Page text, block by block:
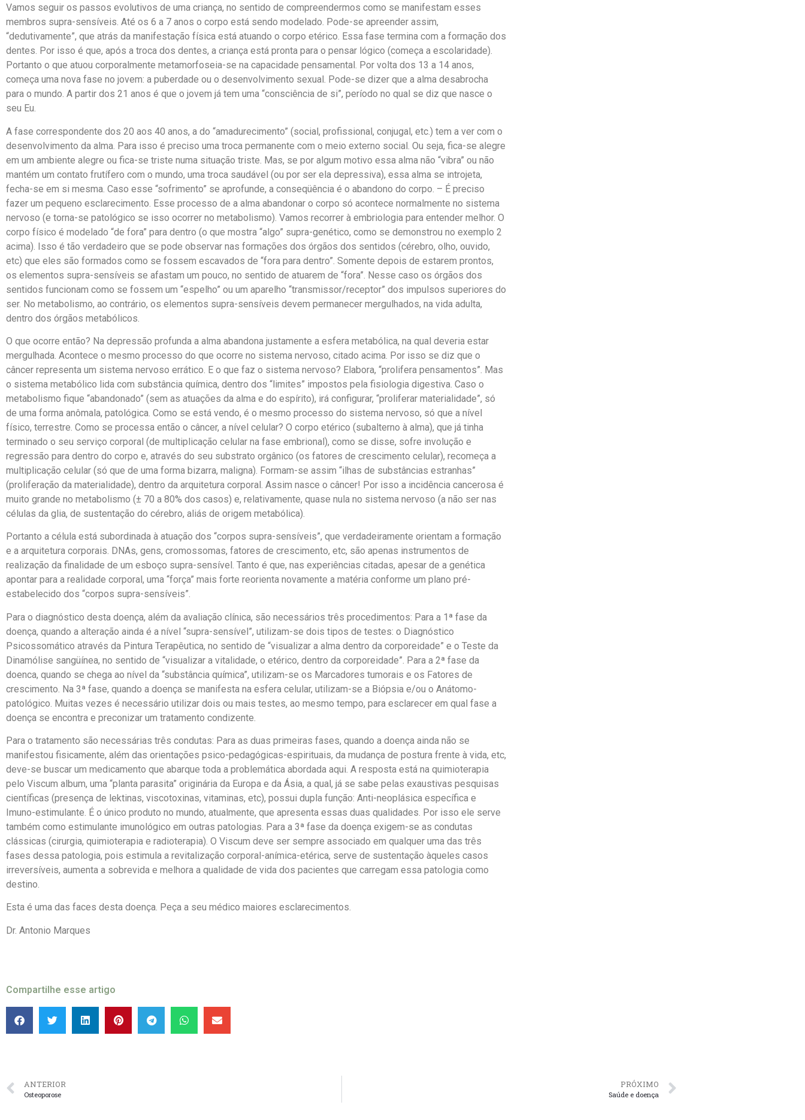
Vamos seguir os passos evolutivos de uma criança, no sentido de compreendermos como se manifestam esses
membros supra-sensíveis. Até os 6 a 7 anos o corpo está sendo modelado. Pode-se apreender assim,
“dedutivamente”, que atrás da manifestação física está atuando o corpo etérico. Essa fase termina com a formação dos
dentes. Por isso é que, após a troca dos dentes, a criança está pronta para o pensar lógico (começa a escolaridade).
Portanto o que atuou corporalmente metamorfoseia-se na capacidade pensamental. Por volta dos 13 a 14 anos,
começa uma nova fase no jovem: a puberdade ou o desenvolvimento sexual. Pode-se dizer que a alma desabrocha
para o mundo. A partir dos 21 anos é que o jovem já tem uma “consciência de si”, período no qual se diz que nasce o
seu Eu.
A fase correspondente dos 20 aos 40 anos, a do “amadurecimento” (social, profissional, conjugal, etc.) tem a ver com o
desenvolvimento da alma. Para isso é preciso uma troca permanente com o meio externo social. Ou seja, fica-se alegre
em um ambiente alegre ou fica-se triste numa situação triste. Mas, se por algum motivo essa alma não “vibra” ou não
mantém um contato frutífero com o mundo, uma troca saudável (ou por ser ela depressiva), essa alma se introjeta,
fecha-se em si mesma. Caso esse “sofrimento” se aprofunde, a conseqüência é o abandono do corpo. – É preciso
fazer um pequeno esclarecimento. Esse processo de a alma abandonar o corpo só acontece normalmente no sistema
nervoso (e torna-se patológico se isso ocorrer no metabolismo). Vamos recorrer à embriologia para entender melhor. O
corpo físico é modelado “de fora” para dentro (o que mostra “algo” supra-genético, como se demonstrou no exemplo 2
acima). Isso é tão verdadeiro que se pode observar nas formações dos órgãos dos sentidos (cérebro, olho, ouvido,
etc) que eles são formados como se fossem escavados de “fora para dentro”. Somente depois de estarem prontos,
os elementos supra-sensíveis se afastam um pouco, no sentido de atuarem de “fora”. Nesse caso os órgãos dos
sentidos funcionam como se fossem um “espelho” ou um aparelho “transmissor/receptor” dos impulsos superiores do
ser. No metabolismo, ao contrário, os elementos supra-sensíveis devem permanecer mergulhados, na vida adulta,
dentro dos órgãos metabólicos.
O que ocorre então? Na depressão profunda a alma abandona justamente a esfera metabólica, na qual deveria estar
mergulhada. Acontece o mesmo processo do que ocorre no sistema nervoso, citado acima. Por isso se diz que o
câncer representa um sistema nervoso errático. E o que faz o sistema nervoso? Elabora, “prolifera pensamentos”. Mas
o sistema metabólico lida com substância química, dentro dos “limites” impostos pela fisiologia digestiva. Caso o
metabolismo fique “abandonado” (sem as atuações da alma e do espírito), irá configurar, “proliferar materialidade”, só
de uma forma anômala, patológica. Como se está vendo, é o mesmo processo do sistema nervoso, só que a nível
físico, terrestre. Como se processa então o câncer, a nível celular? O corpo etérico (subalterno à alma), que já tinha
terminado o seu serviço corporal (de multiplicação celular na fase embrional), como se disse, sofre involução e
regressão para dentro do corpo e, através do seu substrato orgânico (os fatores de crescimento celular), recomeça a
multiplicação celular (só que de uma forma bizarra, maligna). Formam-se assim “ilhas de substâncias estranhas”
(proliferação da materialidade), dentro da arquitetura corporal. Assim nasce o câncer! Por isso a incidência cancerosa é
muito grande no metabolismo (± 70 a 80% dos casos) e, relativamente, quase nula no sistema nervoso (a não ser nas
células da glia, de sustentação do cérebro, aliás de origem metabólica).
Portanto a célula está subordinada à atuação dos “corpos supra-sensíveis”, que verdadeiramente orientam a formação
e a arquitetura corporais. DNAs, gens, cromossomas, fatores de crescimento, etc, são apenas instrumentos de
realização da finalidade de um esboço supra-sensível. Tanto é que, nas experiências citadas, apesar de a genética
apontar para a realidade corporal, uma “força” mais forte reorienta novamente a matéria conforme um plano pré-
estabelecido dos “corpos supra-sensíveis”.
Para o diagnóstico desta doença, além da avaliação clínica, são necessários três procedimentos: Para a 1ª fase da
doença, quando a alteração ainda é a nível “supra-sensível”, utilizam-se dois tipos de testes: o Diagnóstico
Psicossomático através da Pintura Terapêutica, no sentido de “visualizar a alma dentro da corporeidade” e o Teste da
Dinamólise sangüínea, no sentido de “visualizar a vitalidade, o etérico, dentro da corporeidade”. Para a 2ª fase da
doenca, quando se chega ao nível da “substância química”, utilizam-se os Marcadores tumorais e os Fatores de
crescimento. Na 3ª fase, quando a doença se manifesta na esfera celular, utilizam-se a Biópsia e/ou o Anátomo-
patológico. Muitas vezes é necessário utilizar dois ou mais testes, ao mesmo tempo, para esclarecer em qual fase a
doença se encontra e preconizar um tratamento condizente.
Para o tratamento são necessárias três condutas: Para as duas primeiras fases, quando a doença ainda não se
manifestou fisicamente, além das orientações psico-pedagógicas-espirituais, da mudança de postura frente à vida, etc,
deve-se buscar um medicamento que abarque toda a problemática abordada aqui. A resposta está na quimioterapia
pelo Viscum album, uma “planta parasita” originária da Europa e da Ásia, a qual, já se sabe pelas exaustivas pesquisas
científicas (presença de lektinas, viscotoxinas, vitaminas, etc), possui dupla função: Anti-neoplásica específica e
Imuno-estimulante. É o único produto no mundo, atualmente, que apresenta essas duas qualidades. Por isso ele serve
também como estimulante imunológico em outras patologias. Para a 3ª fase da doença exigem-se as condutas
clássicas (cirurgia, quimioterapia e radioterapia). O Viscum deve ser sempre associado em qualquer uma das três
fases dessa patologia, pois estimula a revitalização corporal-anímica-etérica, serve de sustentação àqueles casos
irreversíveis, aumenta a sobrevida e melhora a qualidade de vida dos pacientes que carregam essa patologia como
destino.
Esta é uma das faces desta doença. Peça a seu médico maiores esclarecimentos.
Dr. Antonio Marques
Compartilhe esse artigo
ANTERIOR
Osteoporose
PRÓXIMO
Saúde e doença